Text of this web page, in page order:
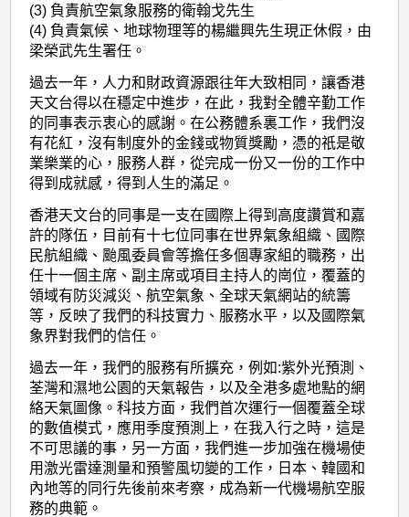
(3) 負責航空氣象服務的衛翰戈先生
(4) 負責氣候、地球物理等的楊繼興先生現正休假，由
梁榮武先生署任。
過去一年，人力和財政資源跟往年大致相同，讓香港
天文台得以在穩定中進步，在此，我對全體辛勤工作
的同事表示衷心的感謝。在公務體系裏工作，我們沒
有花紅，沒有制度外的金錢或物質獎勵，憑的祇是敬
業樂業的心，服務人群，從完成一份又一份的工作中
得到成就感，得到人生的滿足。
香港天文台的同事是一支在國際上得到高度讚賞和嘉
許的隊伍，目前有十七位同事在世界氣象組織、國際
民航組織、颱風委員會等擔任多個專家組的職務，出
任十一個主席、副主席或項目主持人的崗位，覆蓋的
領域有防災減災、航空氣象、全球天氣網站的統籌
等，反映了我們的科技實力、服務水平，以及國際氣
象界對我們的信任。
過去一年，我們的服務有所擴充，例如:紫外光預測、
荃灣和濕地公園的天氣報告，以及全港多處地點的網
絡天氣圖像。科技方面，我們首次運行一個覆蓋全球
的數值模式，應用季度預測上，在我入行之時，這是
不可思議的事，另一方面，我們進一步加強在機場使
用激光雷達測量和預警風切變的工作，日本、韓國和
內地等的同行先後前來考察，成為新一代機場航空服
務的典範。